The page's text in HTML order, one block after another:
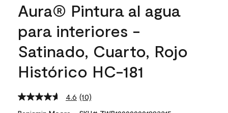
Aura® Pintura al agua
para interiores -
Satinado, Cuarto, Rojo
Histórico HC-181
4.6 Read
10
(10)